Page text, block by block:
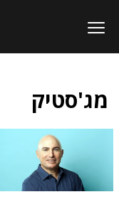
מג'סטיק